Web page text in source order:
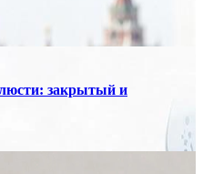
закрытый и